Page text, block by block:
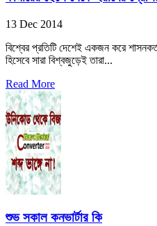
13 Dec 2014
বিশ্বের প্রতিটি দেশেই একজন করে
হিসেবে সারা বিশ্বজুড়েই তারা...
Read More
শুভ সকাল কনভার্টার কি